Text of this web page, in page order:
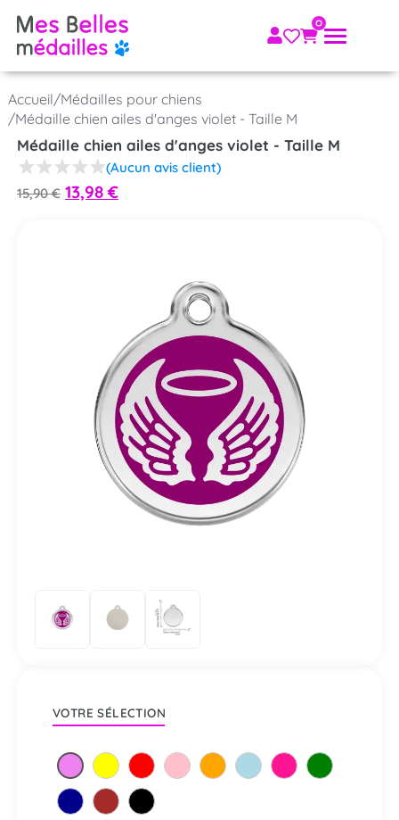
Accueil/Médailles pour chiens
/Médaille chien ailes d'anges violet - Taille M
Médaille chien ailes d'anges violet - Taille M
(Aucun avis client)
15,90€ 13,98 €
VOTRE SÉLECTION